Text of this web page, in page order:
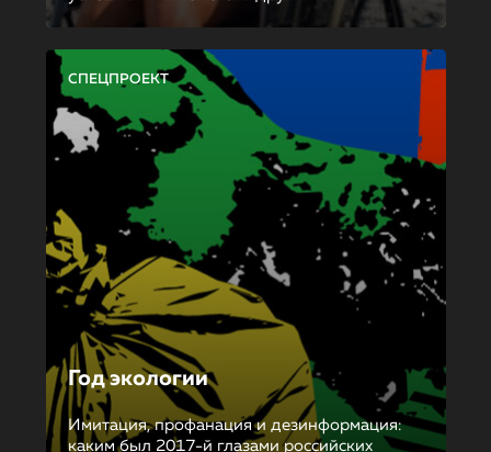
СПЕЦПРОЕКТ
Год экологии
Имитация, профанация и дезинформация:
каким был 2017-й глазами российских